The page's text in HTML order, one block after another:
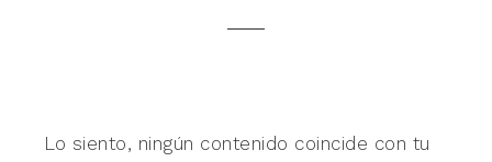
Lo siento, ningún contenido coincide con tu